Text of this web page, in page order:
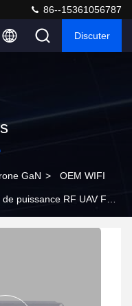
86--15361056787
Discuter
GaN > OEM WIFI
puissance RF UAV FPV